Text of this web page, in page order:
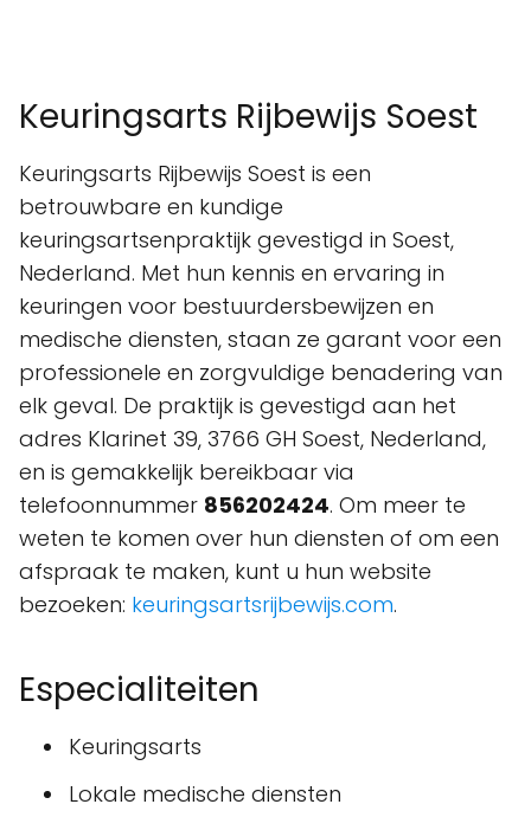
Keuringsarts Rijbewijs Soest
Keuringsarts Rijbewijs Soest is een
betrouwbare en kundige
keuringsartsenpraktijk gevestigd in Soest,
Nederland. Met hun kennis en ervaring in
keuringen voor bestuurdersbewijzen en
medische diensten, staan ze garant voor een
professionele en zorgvuldige benadering van
elk geval. De praktijk is gevestigd aan het
adres Klarinet 39, 3766 GH Soest, Nederland,
en is gemakkelijk bereikbaar via
telefoonnummer 856202424. Om meer te
weten te komen over hun diensten of om een
afspraak te maken, kunt u hun website
bezoeken: keuringsartsrijbewijs.com.
Especialiteiten
Keuringsarts
Lokale medische diensten